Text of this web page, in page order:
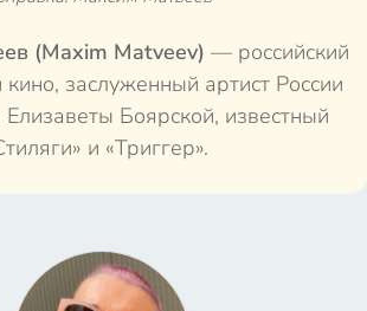
(Maxim Matveev) — российский
кино, заслуженный артист России
Боярской, известный
и «Триггер».